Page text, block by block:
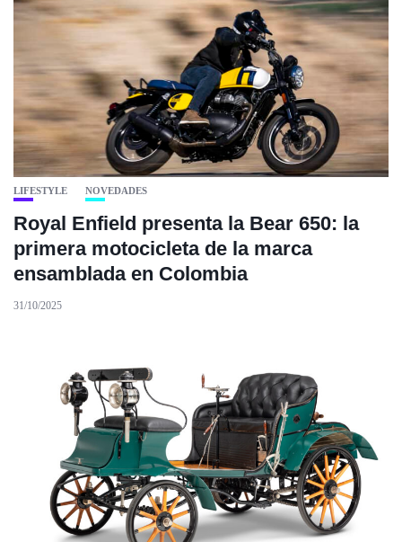
LIFESTYLE NOVEDADES
Royal Enfield presenta la Bear 650: la
primera motocicleta de la marca
ensamblada en Colombia
31/10/2025